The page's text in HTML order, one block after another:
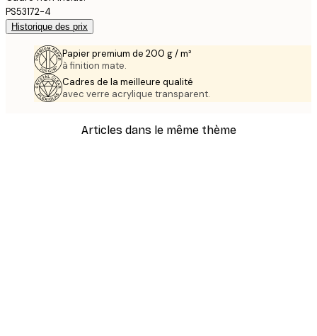
PS53172-4
Historique des prix
Papier premium de 200 g / m²
à finition mate.
Cadres de la meilleure qualité
avec verre acrylique transparent.
Articles dans le même thème